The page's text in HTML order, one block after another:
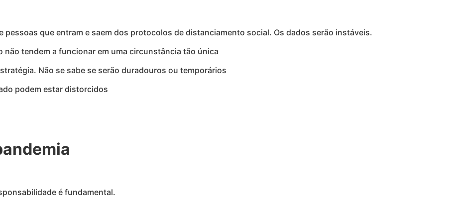
pessoas que entram e saem dos protocolos de distanciamento social. Os dados serão instáveis.
não tendem a funcionar em uma circunstância tão única
Não se sabe se serão duradouros ou temporários
podem estar distorcidos
é fundamental.